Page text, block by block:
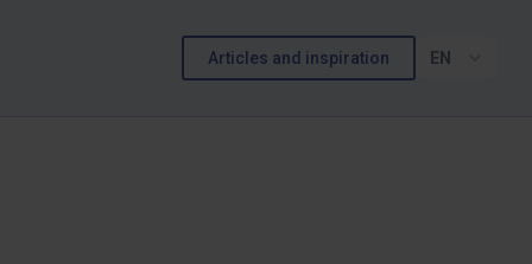
Articles and inspiration EN